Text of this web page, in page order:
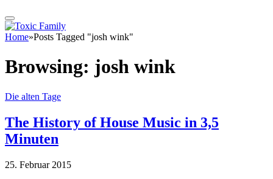
Home»Posts Tagged "josh wink"
Browsing: josh wink
Die alten Tage
The History of House Music in 3,5
Minuten
25. Februar 2015